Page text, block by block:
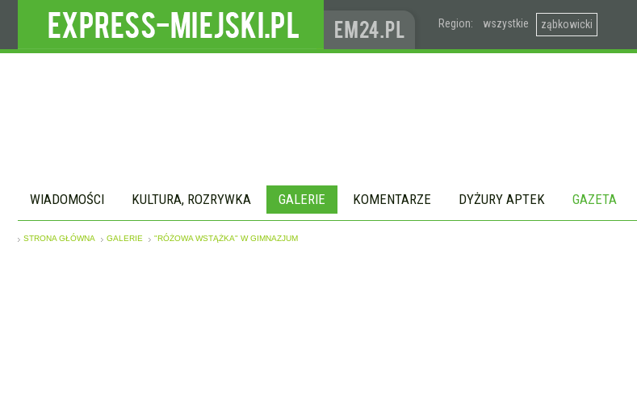
Region: wszystkie ząbkowicki
WIADOMOŚCI KULTURA, ROZRYWKA GALERIE KOMENTARZE DYŻURY APTEK GAZETA
STRONA GŁÓWNA GALERIE "RÓŻOWA WSTĄŻKA" W GIMNAZJUM